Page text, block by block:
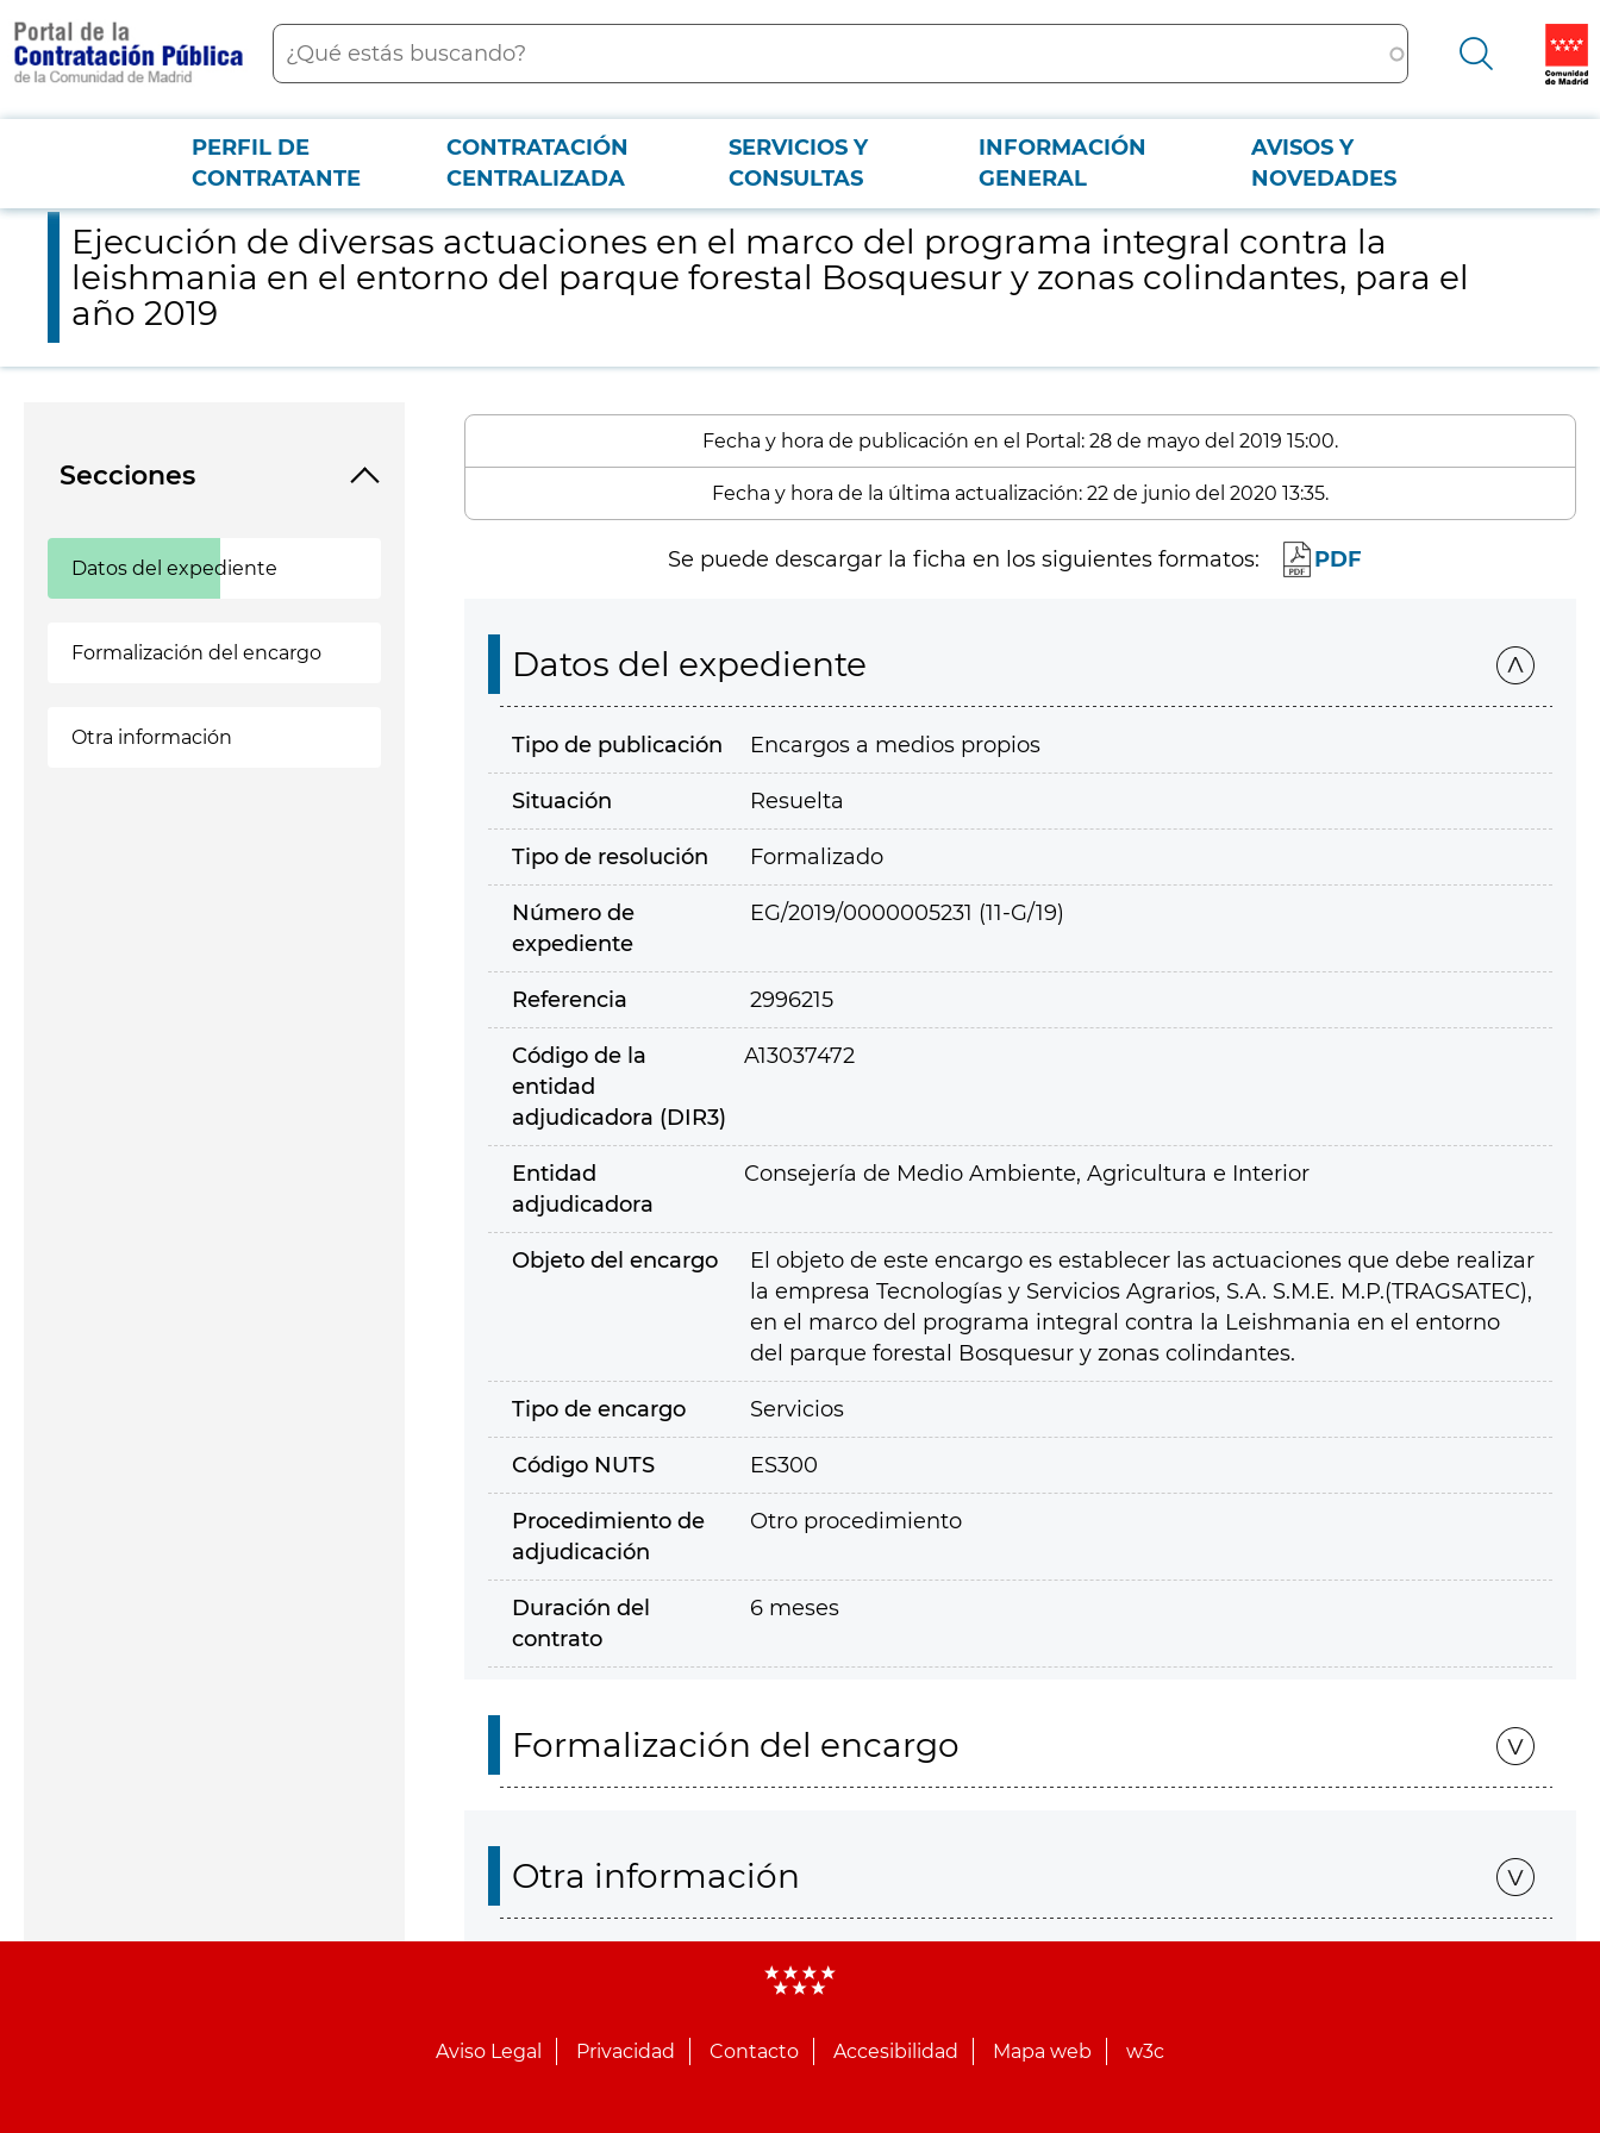
contenido
principal
Buscar
Menú PCON
PERFIL DE
CONTRATANTE
CONTRATACIÓN
CENTRALIZADA
SERVICIOS Y
CONSULTAS
INFORMACIÓN
GENERAL
AVISOS Y
NOVEDADES
Ejecución de diversas actuaciones en el marco del programa integral contra la leishmania en el entorno del parque forestal Bosquesur y zonas colindantes, para el año 2019
Ejecución de diversas actuaciones en el marco del programa integral contra la
leishmania en el entorno del parque forestal Bosquesur y zonas colindantes, para el
año 2019
Secciones
Datos del expediente
Formalización del encargo
Otra información
Fecha y hora de publicación en el Portal: 28 de mayo del 2019 15:00.
Fecha y hora de la última actualización: 22 de junio del 2020 13:35.
Se puede descargar la ficha en los siguientes formatos: PDF
Datos del expediente
Tipo de publicación Encargos a medios propios
Situación Resuelta
Tipo de resolución Formalizado
Número de
expediente
EG/2019/0000005231 (11-G/19)
Referencia 2996215
Código de la
entidad
adjudicadora (DIR3)
A13037472
Entidad
adjudicadora
Consejería de Medio Ambiente, Agricultura e Interior
Objeto del encargo
El objeto de este encargo es establecer las actuaciones que debe realizar
la empresa Tecnologías y Servicios Agrarios, S.A. S.M.E. M.P.(TRAGSATEC),
en el marco del programa integral contra la Leishmania en el entorno
del parque forestal Bosquesur y zonas colindantes.
Tipo de encargo Servicios
Código NUTS ES300
Procedimiento de
adjudicación
Otro procedimiento
Duración del
contrato
6 meses
Formalización del encargo
Otra información
Aviso Legal Privacidad Contacto Accesibilidad Mapa web w3c